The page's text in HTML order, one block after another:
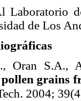
Laboratorio
de Los
Oran S.A.,
grains
2004;